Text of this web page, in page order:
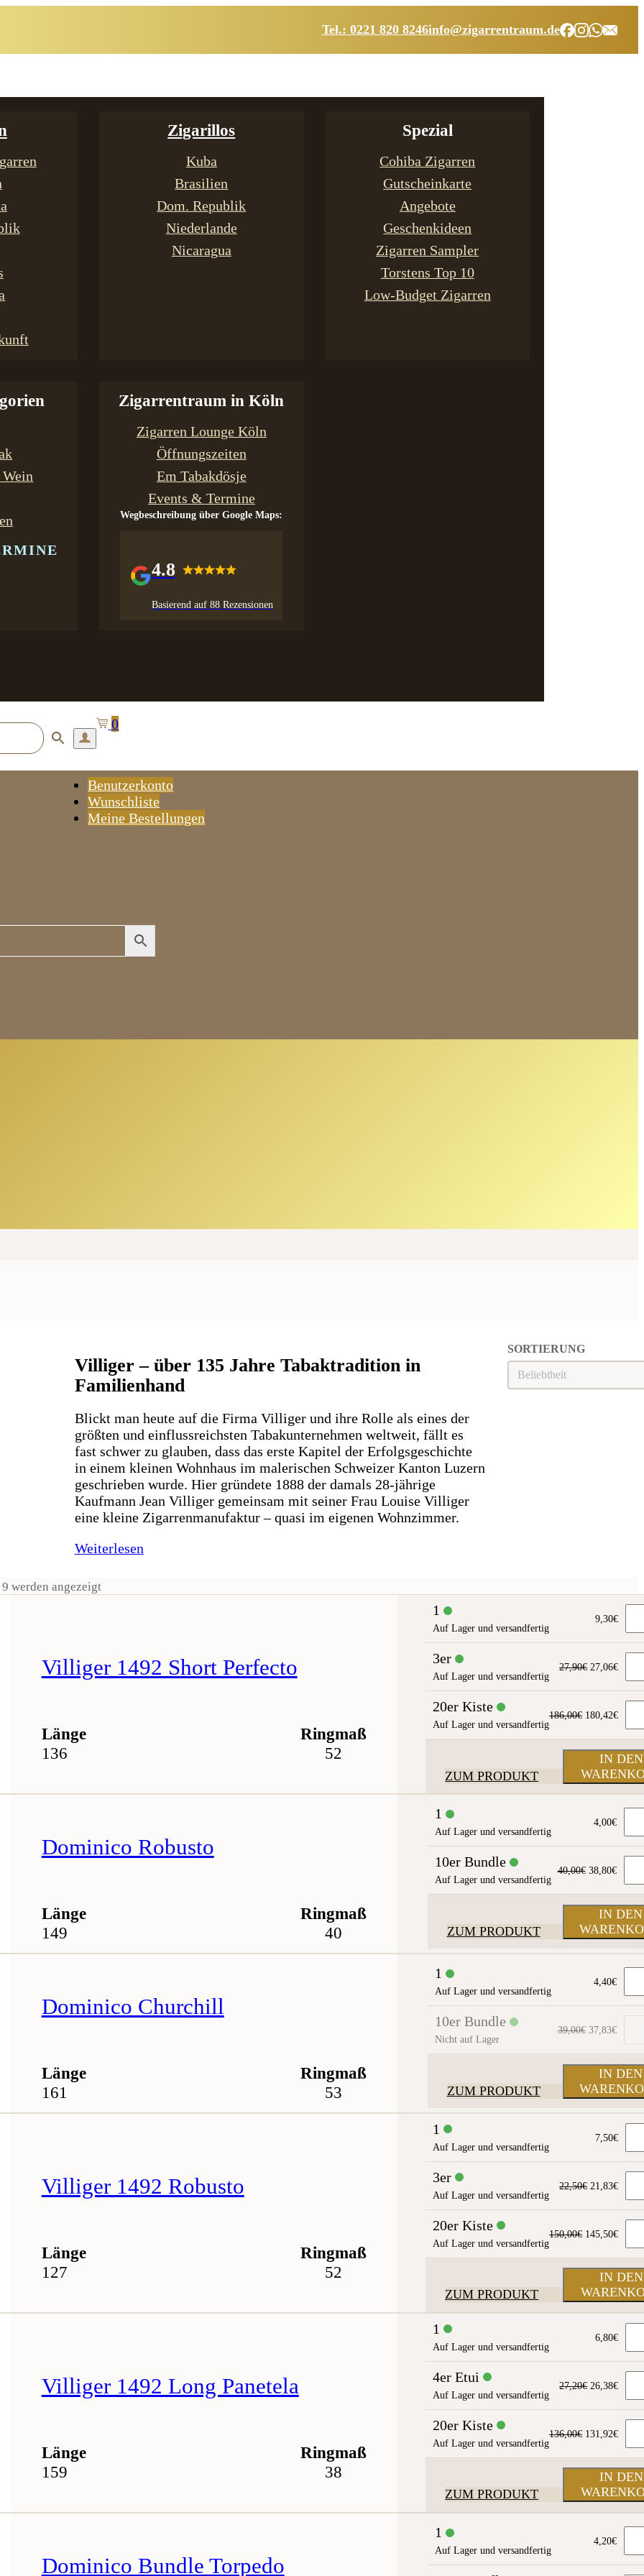
Tel.: 0221 820 8246info@zigarrentraum.de
Zigarillos
Kuba
Brasilien
Dom. Republik
Niederlande
Nicaragua
Spezial
Cohiba Zigarren
Gutscheinkarte
Angebote
Geschenkideen
Zigarren Sampler
Torstens Top 10
Low-Budget Zigarren
Zigarrentraum in Köln
Zigarren Lounge Köln
Öffnungszeiten
Em Tabakdösje
Events & Termine
Wegbeschreibung über Google Maps:
4.8
Basierend auf 88 Rezensionen
Benutzerkonto
Wunschliste
Meine Bestellungen
0
Villiger – über 135 Jahre Tabaktradition in
Familienhand
Blickt man heute auf die Firma Villiger und ihre Rolle als eines der
größten und einflussreichsten Tabakunternehmen weltweit, fällt es
fast schwer zu glauben, dass das erste Kapitel der Erfolgsgeschichte
in einem kleinen Wohnhaus im malerischen Schweizer Kanton Luzern
geschrieben wurde. Hier gründete 1888 der damals 28-jährige
Kaufmann Jean Villiger gemeinsam mit seiner Frau Louise Villiger
eine kleine Zigarrenmanufaktur – quasi im eigenen Wohnzimmer.
Weiterlesen
SORTIERUNG
SORTIERUNG
Sortierung
werden angezeigt
Villiger 1492 Short Perfecto
Länge
136
Ringmaß
52
1
Auf Lager und versandfertig
9,30€
3er
Auf Lager und versandfertig
27,90€
war:
27,06€
Preis
ist:
20er Kiste
Auf Lager und versandfertig
186,00€
war:
186,00€
180,42€
Preis
ist:
ZUM PRODUKT
IN DEN
Dominico Robusto
Länge
149
Ringmaß
40
1
Auf Lager und versandfertig
4,00€
10er Bundle
Auf Lager und versandfertig
40,00€
war:
40,00€
38,80€
Preis
ist:
ZUM PRODUKT
IN DEN
Dominico Churchill
Länge
161
Ringmaß
53
1
Auf Lager und versandfertig
4,40€
10er Bundle
Nicht auf Lager
39,00€
39,00€
37,83€
Preis
ZUM PRODUKT
IN DEN
Villiger 1492 Robusto
Länge
127
Ringmaß
52
1
Auf Lager und versandfertig
7,50€
3er
Auf Lager und versandfertig
22,50€
war:
21,83€
Preis
ist:
20er Kiste
Auf Lager und versandfertig
150,00€
war:
150,00€
145,50€
Preis
ist:
ZUM PRODUKT
IN DEN
Villiger 1492 Long Panetela
Länge
159
Ringmaß
38
1
Auf Lager und versandfertig
6,80€
4er Etui
Auf Lager und versandfertig
27,20€
war:
26,38€
Preis
ist:
20er Kiste
Auf Lager und versandfertig
136,00€
war:
136,00€
131,92€
Preis
ist:
ZUM PRODUKT
IN DEN
Dominico Bundle Torpedo
1
Auf Lager und versandfertig
4,20€